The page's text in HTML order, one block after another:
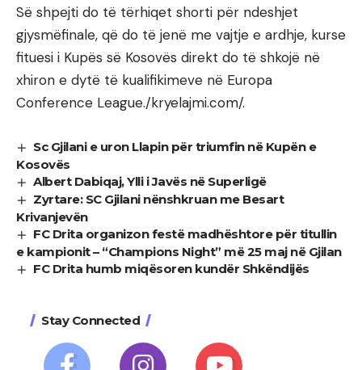
Së shpejti do të tërhiqet shorti për ndeshjet
gjysmëfinale, që do të jenë me vajtje e ardhje, kurse
fituesi i Kupës së Kosovës direkt do të shkojë në
xhiron e dytë të kualifikimeve në Europa
Conference League./kryelajmi.com/.
Sc Gjilani e uron Llapin për triumfin në Kupën e
Kosovës
Albert Dabiqaj, Ylli i Javës në Superligë
Zyrtare: SC Gjilani nënshkruan me Besart
Krivanjevën
FC Drita organizon festë madhështore për titullin
e kampionit – “Champions Night” më 25 maj në Gjilan
FC Drita humb miqësoren kundër Shkëndijës
Stay Connected